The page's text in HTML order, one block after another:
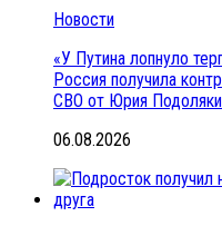
Новости
«У Путина лопнуло
Россия получила
СВО от Юрия
06.08.2026